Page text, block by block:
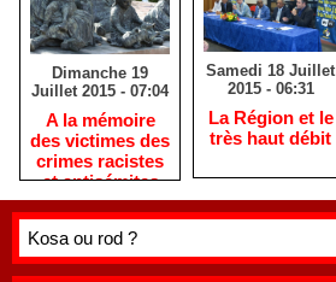
Dimanche 19
Juillet 2015 - 07:04
A la mémoire
des victimes des
crimes racistes
et antisémites
Samedi 18 Juillet
2015 - 06:31
La Région et le
très haut débit